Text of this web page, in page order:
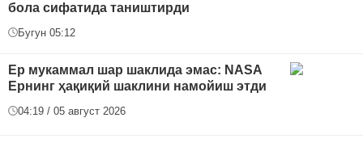
бола сифатида таништирди
Бугун 05:12
Ер мукаммал шар шаклида эмас: NASA
Ернинг ҳақиқий шаклини намойиш этди
04:19 / 05 август 2026